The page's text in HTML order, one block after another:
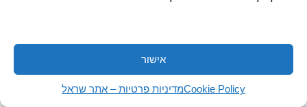
אישור
Cookie Policyמדיניות פרטיות – אתר שראל